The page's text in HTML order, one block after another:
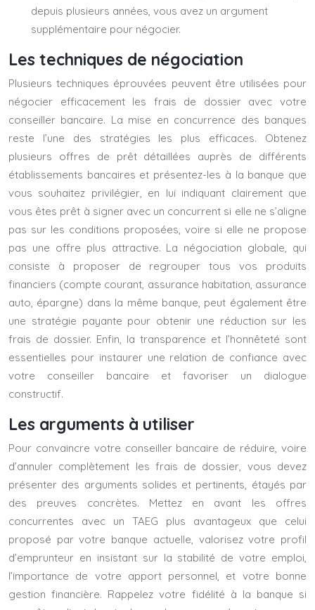
depuis plusieurs années, vous avez un argument
supplémentaire pour négocier.
Les techniques de négociation
Plusieurs techniques éprouvées peuvent être utilisées pour
négocier efficacement les frais de dossier avec votre
conseiller bancaire. La mise en concurrence des banques
reste l’une des stratégies les plus efficaces. Obtenez
plusieurs offres de prêt détaillées auprès de différents
établissements bancaires et présentez-les à la banque que
vous souhaitez privilégier, en lui indiquant clairement que
vous êtes prêt à signer avec un concurrent si elle ne s’aligne
pas sur les conditions proposées, voire si elle ne propose
pas une offre plus attractive. La négociation globale, qui
consiste à proposer de regrouper tous vos produits
financiers (compte courant, assurance habitation, assurance
auto, épargne) dans la même banque, peut également être
une stratégie payante pour obtenir une réduction sur les
frais de dossier. Enfin, la transparence et l’honnêteté sont
essentielles pour instaurer une relation de confiance avec
votre conseiller bancaire et favoriser un dialogue
constructif.
Les arguments à utiliser
Pour convaincre votre conseiller bancaire de réduire, voire
d’annuler complètement les frais de dossier, vous devez
présenter des arguments solides et pertinents, étayés par
des preuves concrètes. Mettez en avant les offres
concurrentes avec un TAEG plus avantageux que celui
proposé par votre banque actuelle, valorisez votre profil
d’emprunteur en insistant sur la stabilité de votre emploi,
l’importance de votre apport personnel, et votre bonne
gestion financière. Rappelez votre fidélité à la banque si